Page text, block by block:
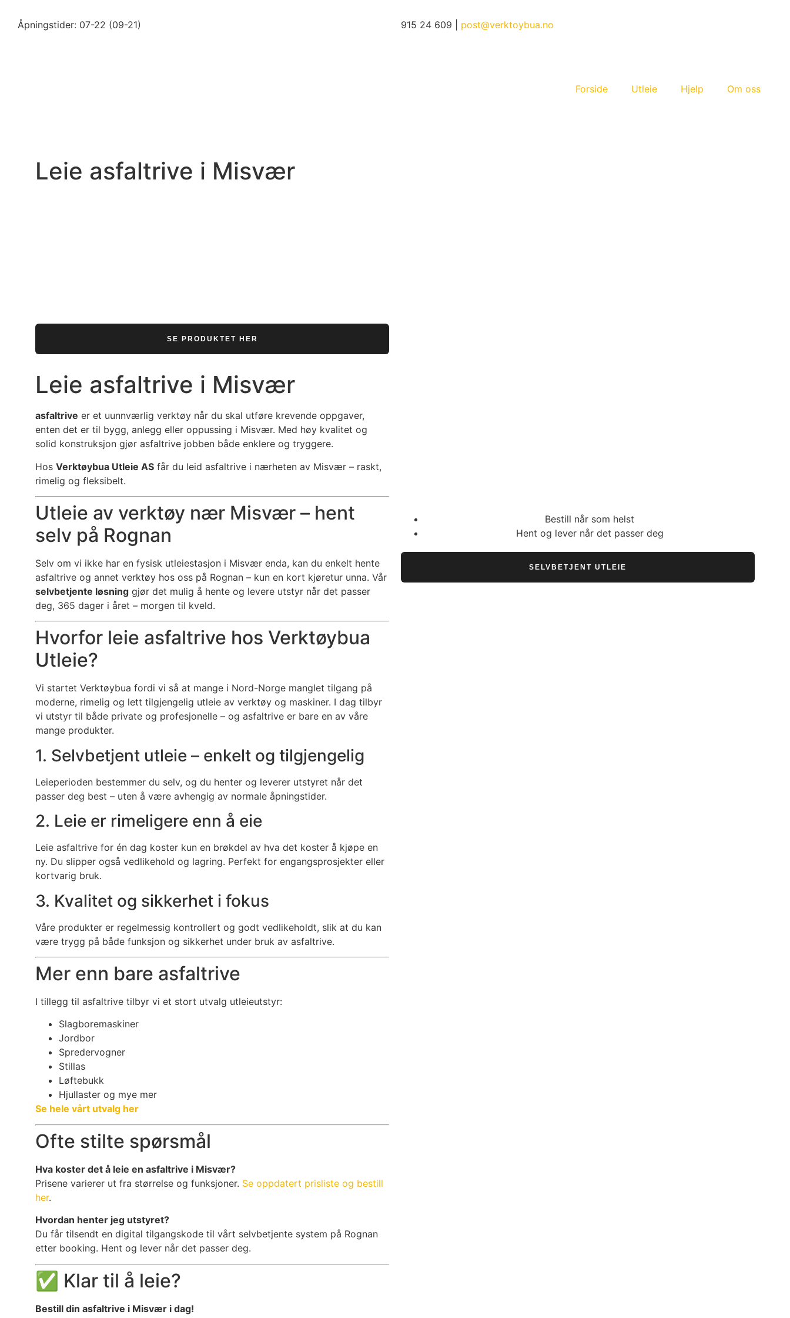
Åpningstider: 07-22 (09-21) 915 24 609 | post@verktoybua.no
Forside Utleie Hjelp Om oss
Leie asfaltrive i Misvær
SE PRODUKTET HER
Leie asfaltrive i Misvær
asfaltrive er et uunnværlig verktøy når du skal utføre krevende oppgaver,
enten det er til bygg, anlegg eller oppussing i Misvær. Med høy kvalitet og
solid konstruksjon gjør asfaltrive jobben både enklere og tryggere.
Hos Verktøybua Utleie AS får du leid asfaltrive i nærheten av Misvær – raskt,
rimelig og fleksibelt.
Utleie av verktøy nær Misvær – hent
selv på Rognan
Selv om vi ikke har en fysisk utleiestasjon i Misvær enda, kan du enkelt hente
asfaltrive og annet verktøy hos oss på Rognan – kun en kort kjøretur unna. Vår
selvbetjente løsning gjør det mulig å hente og levere utstyr når det passer
deg, 365 dager i året – morgen til kveld.
Hvorfor leie asfaltrive hos Verktøybua
Utleie?
Vi startet Verktøybua fordi vi så at mange i Nord-Norge manglet tilgang på
moderne, rimelig og lett tilgjengelig utleie av verktøy og maskiner. I dag tilbyr
vi utstyr til både private og profesjonelle – og asfaltrive er bare en av våre
mange produkter.
1. Selvbetjent utleie – enkelt og tilgjengelig
Leieperioden bestemmer du selv, og du henter og leverer utstyret når det
passer deg best – uten å være avhengig av normale åpningstider.
2. Leie er rimeligere enn å eie
Leie asfaltrive for én dag koster kun en brøkdel av hva det koster å kjøpe en
ny. Du slipper også vedlikehold og lagring. Perfekt for engangsprosjekter eller
kortvarig bruk.
3. Kvalitet og sikkerhet i fokus
Våre produkter er regelmessig kontrollert og godt vedlikeholdt, slik at du kan
være trygg på både funksjon og sikkerhet under bruk av asfaltrive.
Mer enn bare asfaltrive
I tillegg til asfaltrive tilbyr vi et stort utvalg utleieutstyr:
Slagboremaskiner
Jordbor
Spredervogner
Stillas
Løftebukk
Hjullaster og mye mer
Se hele vårt utvalg her
Ofte stilte spørsmål
Hva koster det å leie en asfaltrive i Misvær?
Prisene varierer ut fra størrelse og funksjoner. Se oppdatert prisliste og bestill
her.
Hvordan henter jeg utstyret?
Du får tilsendt en digital tilgangskode til vårt selvbetjente system på Rognan
etter booking. Hent og lever når det passer deg.
✅ Klar til å leie?
Bestill din asfaltrive i Misvær i dag!
Bestill når som helst
Hent og lever når det passer deg
SELVBETJENT UTLEIE